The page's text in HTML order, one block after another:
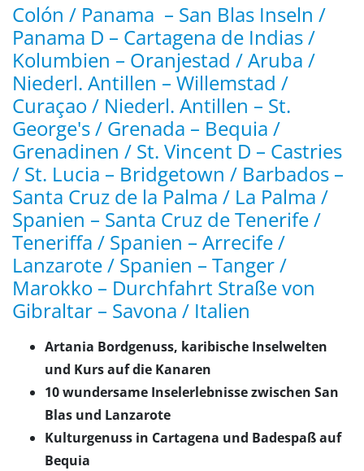
Colón / Panama – San Blas Inseln /
Panama D – Cartagena de Indias /
Kolumbien – Oranjestad / Aruba /
Niederl. Antillen – Willemstad /
Curaçao / Niederl. Antillen – St.
George's / Grenada – Bequia /
Grenadinen / St. Vincent D – Castries
/ St. Lucia – Bridgetown / Barbados –
Santa Cruz de la Palma / La Palma /
Spanien – Santa Cruz de Tenerife /
Teneriffa / Spanien – Arrecife /
Lanzarote / Spanien – Tanger /
Marokko – Durchfahrt Straße von
Gibraltar – Savona / Italien
Artania Bordgenuss, karibische Inselwelten
und Kurs auf die Kanaren
10 wundersame Inselerlebnisse zwischen San
Blas und Lanzarote
Kulturgenuss in Cartagena und Badespaß auf
Bequia